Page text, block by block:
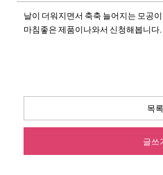
날이 더워지면서 축축 늘어지는 모공
마침좋은 제품이나와서 신청해봅니다.
목록
글쓰